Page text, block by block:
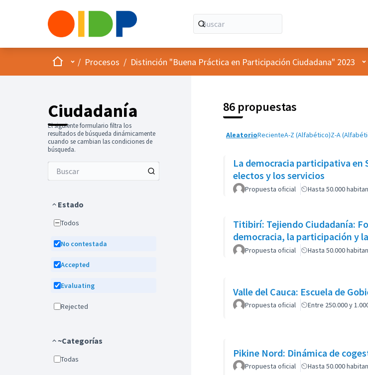
InicioMenú principal
/ Procesos / Distinción "Buena Práctica en Participación Ciudadana" 2023
Ciudadanía
El siguiente formulario filtra los
resultados de búsqueda dinámicamente
cuando se cambian las condiciones de
búsqueda.
Estado
Todos
No contestada
Accepted
Evaluating
Rejected
~Categorías
Todas
86 propuestas
AleatorioRecienteA-Z (Alfabético)Z-A
La democracia participativa en
electos y los servicios
Propuesta oficial Hasta 50.000
Titibirí: Tejiendo Ciudadanía:
democracia, la participación y
Propuesta oficial Hasta 50.000
Valle del Cauca: Escuela de
Propuesta oficial Entre 250.000 y
Pikine Nord: Dinámica de
Propuesta oficial Hasta 50.000